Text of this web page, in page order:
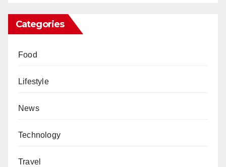
Categories
Food
Lifestyle
News
Technology
Travel